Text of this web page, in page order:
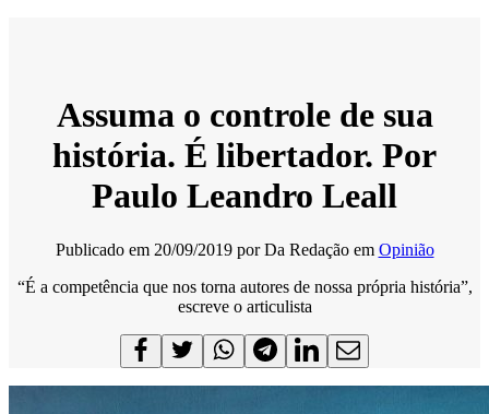
Assuma o controle de sua
história. É libertador. Por
Paulo Leandro Leall
Publicado em 20/09/2019 porDa Redação em Opinião
“É a competência que nos torna autores de nossa própria história”,
escreve o articulista